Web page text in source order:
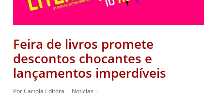
Feira de livros promete
descontos chocantes e
lançamentos imperdíveis
PorCartola Editora Notícias